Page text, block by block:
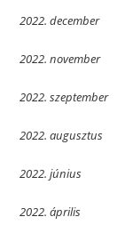
2022. december
2022. november
2022. szeptember
2022. augusztus
2022. június
2022. április